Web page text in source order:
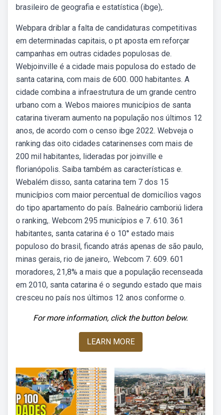
brasileiro de geografia e estatística (ibge),.
Webpara driblar a falta de candidaturas competitivas
em determinadas capitais, o pt aposta em reforçar
campanhas em outras cidades populosas de.
Webjoinville é a cidade mais populosa do estado de
santa catarina, com mais de 600. 000 habitantes. A
cidade combina a infraestrutura de um grande centro
urbano com a. Webos maiores municípios de santa
catarina tiveram aumento na população nos últimos 12
anos, de acordo com o censo ibge 2022. Webveja o
ranking das oito cidades catarinenses com mais de
200 mil habitantes, lideradas por joinville e
florianópolis. Saiba também as características e.
Webalém disso, santa catarina tem 7 dos 15
municípios com maior percentual de domicílios vagos
do tipo apartamento do país. Balneário camboriú lidera
o ranking,. Webcom 295 municípios e 7. 610. 361
habitantes, santa catarina é o 10° estado mais
populoso do brasil, ficando atrás apenas de são paulo,
minas gerais, rio de janeiro,. Webcom 7. 609. 601
moradores, 21,8% a mais que a população recenseada
em 2010, santa catarina é o segundo estado que mais
cresceu no país nos últimos 12 anos conforme o.
For more information, click the button below.
LEARN MORE